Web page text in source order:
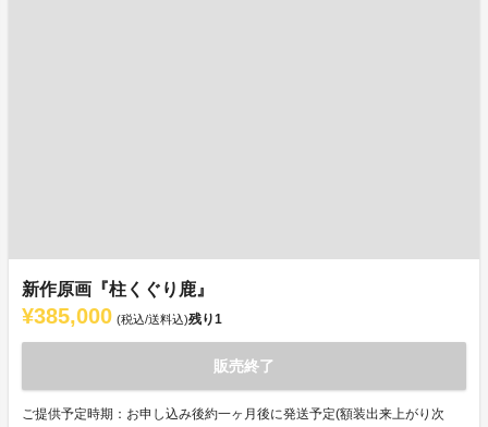
新作原画『柱くぐり鹿』
¥385,000 (税込/送料込)残り1
販売終了
ご提供予定時期：お申し込み後約一ヶ月後に発送予定(額装出来上がり次